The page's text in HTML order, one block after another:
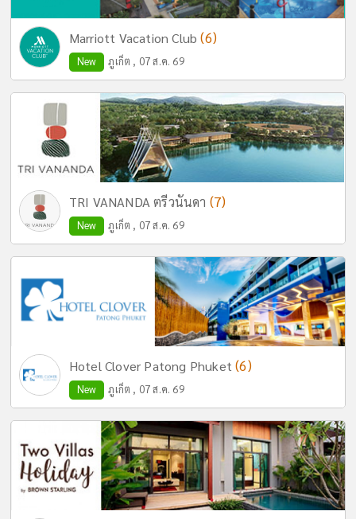
Marriott Vacation Club(6)
New ภูเก็ต , 07 ส.ค. 69
TRI VANANDA ตรีวนันดา (7)
New ภูเก็ต , 07 ส.ค. 69
Hotel Clover Patong Phuket(6)
New ภูเก็ต , 07 ส.ค. 69